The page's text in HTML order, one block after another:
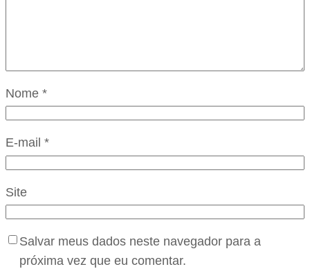
Nome *
E-mail *
Site
Salvar meus dados neste navegador para a
próxima vez que eu comentar.